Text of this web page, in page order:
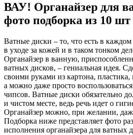
ВАУ! Органайзер для
фото подборка из 10 шт
Ватные диски – то, что есть в
в уходе за кожей и в таком тонком
Органайзер в ванную,
ватных дисков, – гениальная идея.
своими руками из картона,
а можно даже просто
чипсов. Ватные диски обязательно
и чистом месте, ведь речь идет о
Органайзер можно, при желании,
Подборка ниже представляет фото
исполнения органайзера для ватных